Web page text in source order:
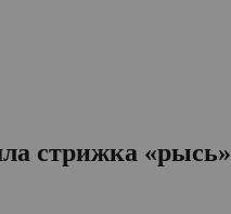
стрижка «рысь»